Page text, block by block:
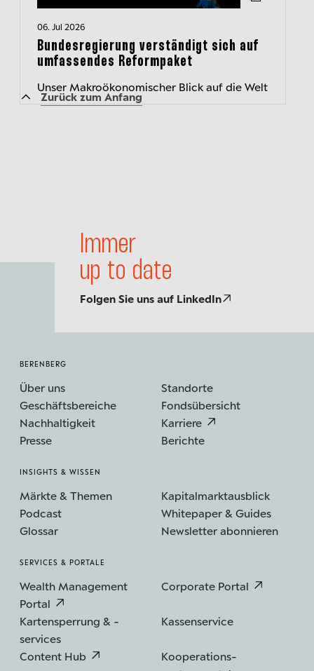
06. Jul 2026
Bundesregierung verständigt sich auf
umfassendes Reformpaket
Unser Makroökonomischer Blick auf die Welt
Immer
up to date
Folgen Sie uns auf LinkedIn
Zurück zum Anfang
BERENBERG
Über uns
Standorte
Geschäftsbereiche
Fondsübersicht
Nachhaltigkeit
Karriere
Presse
Berichte
INSIGHTS & WISSEN
Märkte & Themen
Kapitalmarktausblick
Podcast
Whitepaper & Guides
Glossar
Newsletter abonnieren
SERVICES & PORTALE
Wealth Management
Portal
Corporate Portal
Kartensperrung & -
services
Kassenservice
Content Hub
Kooperations­